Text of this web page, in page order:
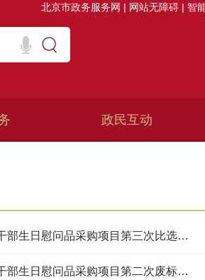
北京市政务服务网 | 网站无障碍 | 智
政民互动
北京市军队离休退休干部安立休养所2026年军休干部生日慰问品采购项目第三次比选公告
北京市军队离休退休干部安立休养所2026年军休干部生日慰问品采购项目第二次废标公告